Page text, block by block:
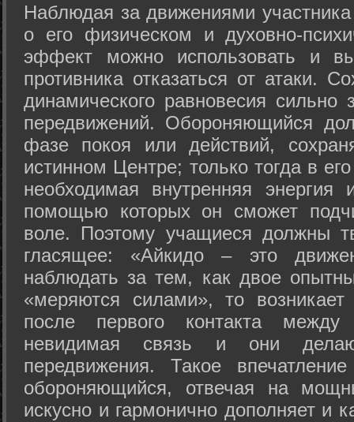
Hаблюдая за движениями
о его физическом и духовно-
эффект можно использовать и
противника отказаться от атаки.
динамического равновесия сильно
передвижений. Обороняющийся
фазе покоя или действий,
истинном Центре; только тогда в
необходимая внутренняя
помощью которых он сможет
воле. Поэтому учащиеся должны
гласящее: «Айкидо – это
наблюдать за тем, как двое
«меряются силами», то возникает
после первого контакта
невидимая связь и они
передвижения. Такое
обороняющийся, отвечая на
искусно и гармонично дополняет и